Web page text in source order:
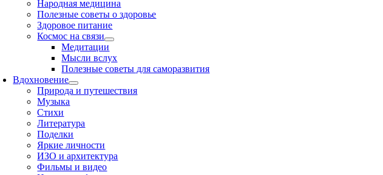
Народная медицина
Полезные советы о здоровье
Здоровое питание
Космос на связи
Медитации
Мысли вслух
Полезные советы для саморазвития
Вдохновение
Природа и путешествия
Музыка
Стихи
Литература
Поделки
Яркие личности
ИЗО и архитектура
Фильмы и видео